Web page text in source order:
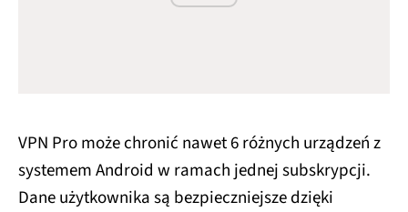
VPN Pro może chronić nawet 6 różnych urządzeń z
systemem Android w ramach jednej subskrypcji.
Dane użytkownika są bezpieczniejsze dzięki